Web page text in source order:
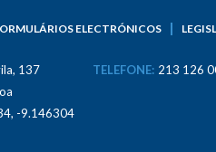
ELECTRÓNICOS
137
-9.146304
TELEFONE: 213 126